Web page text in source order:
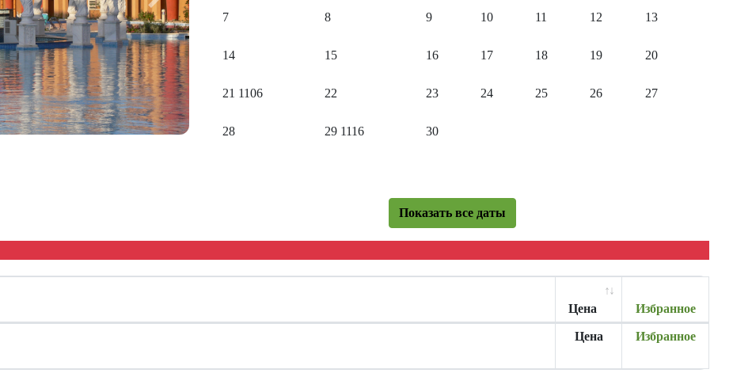
Next
7 8 9 10 11 12 13
14 15 16 17 18 19 20
21 1106 22 23 24 25 26 27
28 29 1116 30
Показать все даты
Цена Избранное
Цена Избранное